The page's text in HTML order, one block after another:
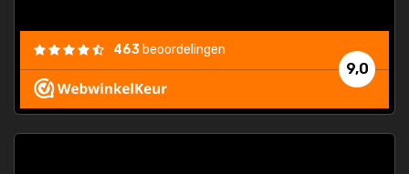
9,0
463 beoordelingen